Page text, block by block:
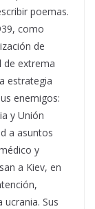
poemas.
como
de
de extrema
estrategia
enemigos:
y Unión
a asuntos
y
a Kiev, en
Sus